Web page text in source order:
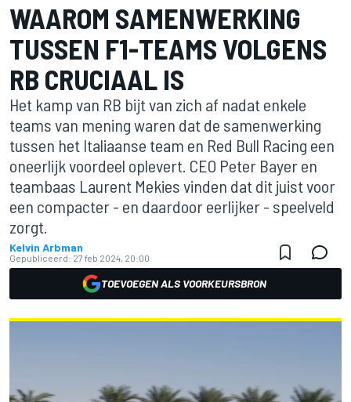
WAAROM SAMENWERKING
TUSSEN F1-TEAMS VOLGENS
RB CRUCIAAL IS
Het kamp van RB bijt van zich af nadat enkele
teams van mening waren dat de samenwerking
tussen het Italiaanse team en Red Bull Racing een
oneerlijk voordeel oplevert. CEO Peter Bayer en
teambaas Laurent Mekies vinden dat dit juist voor
een compacter - en daardoor eerlijker - speelveld
zorgt.
Kelvin Arbman
Gepubliceerd: 27 feb 2024, 20:00
TOEVOEGEN ALS VOORKEURSBRON